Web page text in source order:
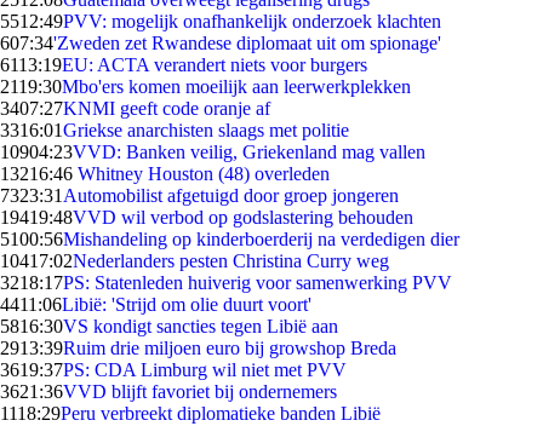
5512:49PVV: mogelijk onafhankelijk onderzoek klachten
607:34'Zweden zet Rwandese diplomaat uit om spionage'
6113:19EU: ACTA verandert niets voor burgers
2119:30Mbo'ers komen moeilijk aan leerwerkplekken
3407:27KNMI geeft code oranje af
3316:01Griekse anarchisten slaags met politie
10904:23VVD: Banken veilig, Griekenland mag vallen
13216:46 Whitney Houston (48) overleden
7323:31 Automobilist afgetuigd door groep jongeren
19419:48VVD wil verbod op godslastering behouden
5100:56Mishandeling op kinderboerderij na verdedigen dier
10417:02Nederlanders pesten Christina Curry weg
3218:17PS: Statenleden huiverig voor samenwerking PVV
4411:06Libië: 'Strijd om olie duurt voort'
5816:30VS kondigt sancties tegen Libië aan
2913:39Ruim drie miljoen euro bij growshop Breda
3619:37PS: CDA Limburg wil niet met PVV
3621:36VVD blijft favoriet bij ondernemers
1118:29Peru verbreekt diplomatieke banden Libië